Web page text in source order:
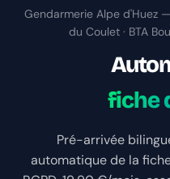
Gendarmerie Alpe d'Huez
du Coulet · BTA
fiche
Pré-arrivée
automatique de la